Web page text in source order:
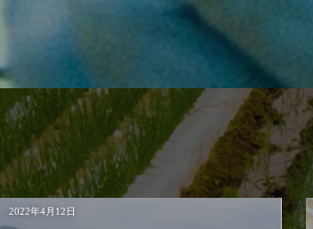
2022年4月12日